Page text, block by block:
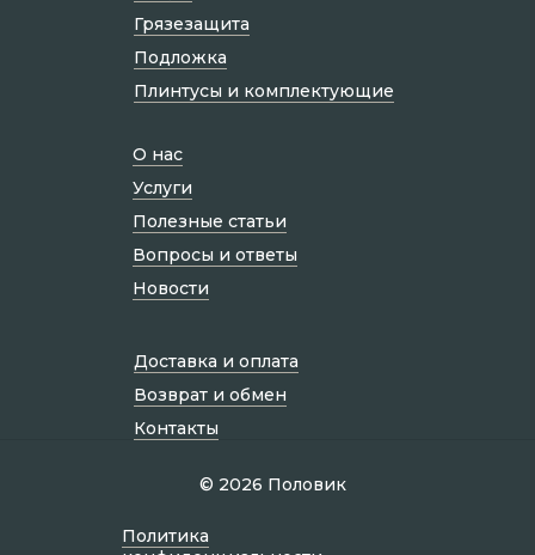
О нас
Услуги
Полезные статьи
Вопросы и ответы
Новости
Доставка и оплата
Возврат и обмен
Контакты
© 2026 Половик
Грязезащита
Подложка
Плинтусы и комплектующие
Политик а